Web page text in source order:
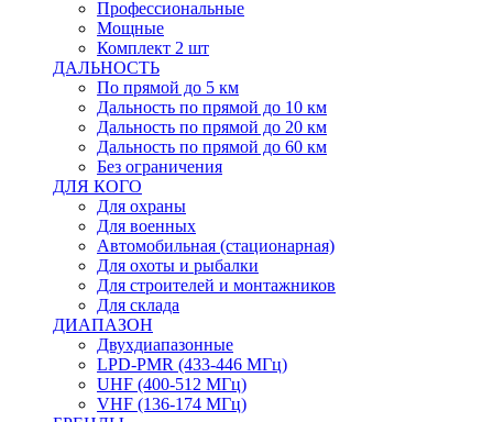
Профессиональные
Мощные
Комплект 2 шт
ДАЛЬНОСТЬ
По прямой до 5 км
Дальность по прямой до 10 км
Дальность по прямой до 20 км
Дальность по прямой до 60 км
Без ограничения
ДЛЯ КОГО
Для охраны
Для военных
Автомобильная (стационарная)
Для охоты и рыбалки
Для строителей и монтажников
Для склада
ДИАПАЗОН
Двухдиапазонные
LPD-PMR (433-446 МГц)
UHF (400-512 МГц)
VHF (136-174 МГц)